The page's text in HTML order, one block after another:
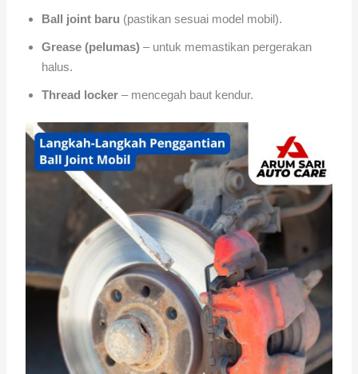
Ball joint baru (pastikan sesuai model mobil).
Grease (pelumas) – untuk memastikan pergerakan
halus.
Thread locker – mencegah baut kendur.